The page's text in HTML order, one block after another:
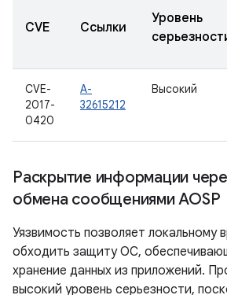
CVE Ссылки
Уровень
CVE-
2017-
0420
A-
32615212
Высокий
Раскрытие информации
обмена сообщениями AOSP
Уязвимость позволяет локальному
обходить защиту ОС,
хранение данных из приложений.
высокий уровень серьезности,